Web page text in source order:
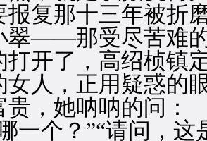
报复那十三年被折
翠——那受尽苦难
打开了，高绍桢镇
女人，正用疑惑的
，她呐呐的问：
个？”“请问，这